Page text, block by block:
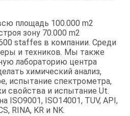
площадь 100.000 m2
зону 70.000 m2
staffes в компании. Среди
и техников. Мы также
лабораторию центра
химический анализ,
испытание спектрометра,
свойства и испытание Ut.
ISO9001, ISO14001, TUV, API,
RINA, KR и NK.